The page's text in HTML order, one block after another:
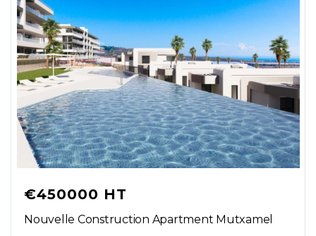
€450000 HT
Nouvelle Construction Apartment Mutxamel